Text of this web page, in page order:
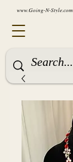
www.Going-N-Style.com